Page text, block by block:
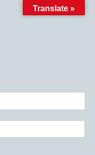
Translate »